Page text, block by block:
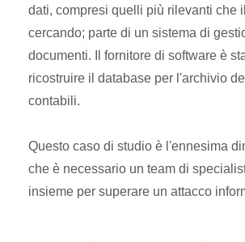
dati, compresi quelli più rilevanti che
cercando; parte di un sistema di
documenti. Il fornitore di software è
ricostruire il database per l'archivio
contabili.
Questo caso di studio è l'ennesima
che è necessario un team di
insieme per superare un attacco